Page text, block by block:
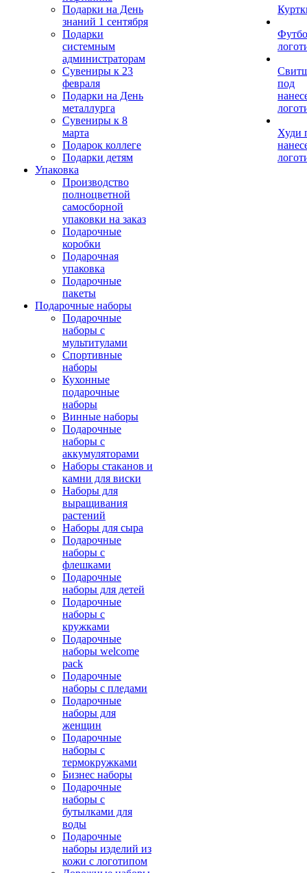
Подарки на День
знаний 1 сентября
Подарки
системным
администраторам
Сувениры к 23
февраля
Подарки на День
металлурга
Сувениры к 8
марта
Подарок коллеге
Подарки детям
Упаковка
Производство
полноцветной
самосборной
упаковки на заказ
Подарочные
коробки
Подарочная
упаковка
Подарочные
пакеты
Подарочные наборы
Подарочные
наборы с
мультитулами
Спортивные
наборы
Кухонные
подарочные
наборы
Винные наборы
Подарочные
наборы с
аккумуляторами
Наборы стаканов и
камни для виски
Наборы для
выращивания
растений
Наборы для сыра
Подарочные
наборы с
флешками
Подарочные
наборы для детей
Подарочные
наборы с
кружками
Подарочные
наборы welcome
pack
Подарочные
наборы с пледами
Подарочные
наборы для
женщин
Подарочные
наборы с
термокружками
Бизнес наборы
Подарочные
наборы с
бутылками для
воды
Подарочные
наборы изделий из
кожи с логотипом
под
Худи